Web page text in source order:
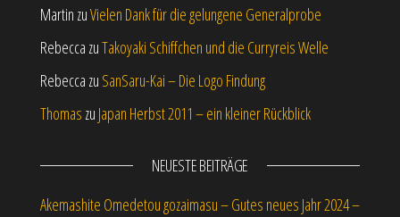
Martin zuVielen Dank für die gelungene Generalprobe
Rebecca zuTakoyaki Schiffchen und die Curryreis Welle
Rebecca zu SanSaru-Kai – Die Logo Findung
Thomas zu Japan Herbst 2011 – ein kleiner Rückblick
NEUESTE BEITRÄGE
Akemashite Omedetou gozaimasu – Gutes neues Jahr 2024 –